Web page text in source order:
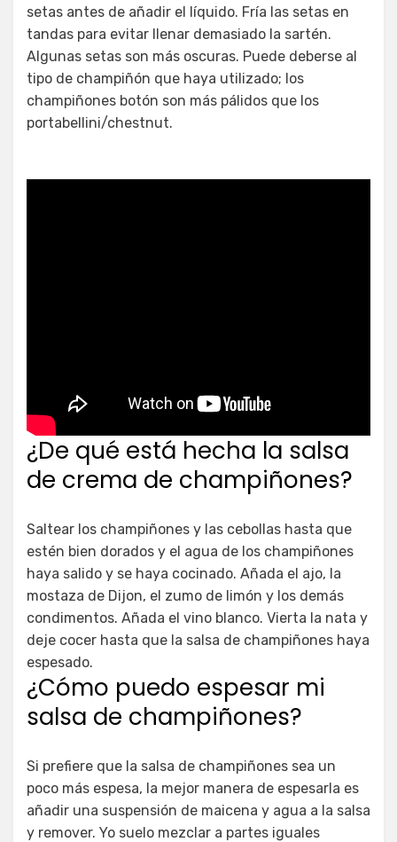
setas antes de añadir el líquido. Fría las setas en
tandas para evitar llenar demasiado la sartén.
Algunas setas son más oscuras. Puede deberse al
tipo de champiñón que haya utilizado; los
champiñones botón son más pálidos que los
portabellini/chestnut.
¿De qué está hecha la salsa
de crema de champiñones?
Saltear los champiñones y las cebollas hasta que
estén bien dorados y el agua de los champiñones
haya salido y se haya cocinado. Añada el ajo, la
mostaza de Dijon, el zumo de limón y los demás
condimentos. Añada el vino blanco. Vierta la nata y
deje cocer hasta que la salsa de champiñones haya
espesado.
¿Cómo puedo espesar mi
salsa de champiñones?
Si prefiere que la salsa de champiñones sea un
poco más espesa, la mejor manera de espesarla es
añadir una suspensión de maicena y agua a la salsa
y remover. Yo suelo mezclar a partes iguales